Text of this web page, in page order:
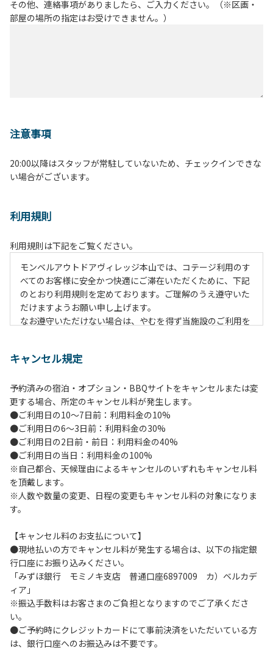
その他、連絡事項がありましたら、ご入力ください。（※区画・
部屋の場所の指定はお受けできません。）
注意事項
20:00以降はスタッフが常駐していないため、チェックインできな
い場合がございます。
利用規則
利用規則は下記をご覧ください。
モンベルアウトドアヴィレッジ本山では、コテージ利用のす
べてのお客様に安全かつ快適にご滞在いただくために、下記
のとおり利用規則を定めております。ご理解のうえ遵守いた
だけますようお願い申し上げます。
なお遵守いただけない場合は、やむを得ず当施設のご利用を
【施設全体に関する注意事項】
２.利用上のルールを遵守いただき、ご自身で事故防止に努め
てください。
３.受付時にお渡しする駐車プレートを駐車車輌のダッシュボ
ードの見やすい場所に置き、指定の場所へ駐車してくださ
い。
４.駐車中は必ずエンジンをお切りください。
５.ヴィレッジ場内を車で移動する場合は、徐行運転
（5km/h以下）を行ってください。
６.施設内は土足禁止です。
７.コテージ・団体宿泊棟内は禁煙です。喫煙は指定の場所で
８.ゴミは分別した上で、燃えるごみ以外は中身を洗い、チェ
ックアウト時はシンクに置いてください。
９.不可抗力以外の事由により建造物、家具、備品、その他の
物品を損傷、紛失、汚染させた場合には、相当額を弁償して
いただくことがあります。
１０.施設内（駐車場含む）での事故や盗難などにつきまして
は、一切の責任を負いかねます。
１１.夜間お車で外出される場合は、駐車場出入り口のバリケ
ードを手動で外してください。※バリケードは都度、元の位
キャンセル規定
予約済みの宿泊・オプション・BBQサイトをキャンセルまたは変
更する場合、所定のキャンセル料が発生します。
●ご利用日の10～7日前：利用料金の10%
●ご利用日の6～3日前：利用料金の30%
●ご利用日の2日前・前日：利用料金の40%
●ご利用日の当日：利用料金の100%
※自己都合、天候理由によるキャンセルのいずれもキャンセル料
を頂戴します。
※人数や数量の変更、日程の変更もキャンセル料の対象になりま
す。
【キャンセル料のお支払について】
●現地払いの方でキャンセル料が発生する場合は、以下の指定銀
行口座にお振り込みください。
「みずほ銀行 モミノキ支店 普通口座6897009 カ）ベルカデ
ィア」
※振込手数料はお客さまのご負担となりますのでご了承くださ
い。
●ご予約時にクレジットカードにて事前決済をいただいている方
は、銀行口座へのお振込みは不要です。